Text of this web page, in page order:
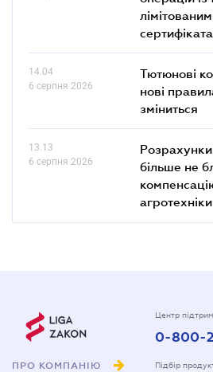
14.04
6 серпня 2026
Тютюнові
нові
зміниться
13.13
6 серпня 2026
більше не
агротехніки
ПРО КОМПАНІЮ
Центр
0-800-
Підбір